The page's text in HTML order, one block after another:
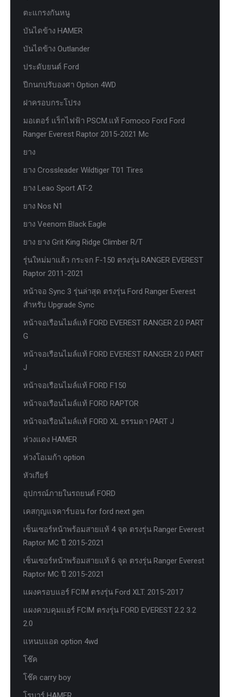
ตะแกรงกันหนู
บันไดข้าง HAMER
บันไดข้าง Outlander
ประดับยนต์ Ford
ปีกนกปรับองศา Option 4WD
ฝาครอบกระโปรง
มอเตอร์ แร็กไฟฟ้า PSCM.แท้ Fomoco Ford Ford
Ranger Everest Raptor 2015-2021 Mc
ยาง
ยาง Crossleader Wildtiger T01 Tires
ยาง Leao Sport AT-2
ยาง Nos N1
ยาง Veenom Black Eagle
ยาง ยาง Grit King Ridge Climber R/T
รุ่นใหม่มาแล้ว กระจก F-150 ตรงรุ่น RANGER EVEREST
Raptor 2011-2021
หน้าจอ Sync 3 รุ่นล่าสุด ตรงรุ่น Ford Ranger Everest
สำหรับ Upgrade Sync
หน้าจอเรือนไมล์แท้ FORD EVEREST RANGER 2.0 PART
G
หน้าจอเรือนไมล์แท้ FORD EVEREST RANGER 2.0 PART
J
หน้าจอเรือนไมล์แท้ FORD F150
หน้าจอเรือนไมล์แท้ FORD RAPTOR
หน้าจอเรือนไมล์แท้ FORD XL ธรรมดา PART J
ห่วงแดง HAMER
ห่วงโอเมก้า option
หัวเกียร์
อุปกรณ์ภายในรถยนต์ FORD
เคสกุญแจคาร์บอน for ford next gen
เซ็นเซอร์หน้าพร้อมสายแท้ 4 จุด ตรงรุ่น Ranger Everest
Raptor MC ปี 2015-2021
เซ็นเซอร์หน้าพร้อมสายแท้ 6 จุด ตรงรุ่น Ranger Everest
Raptor MC ปี 2015-2021
แผงครอบแอร์ FCIM ตรงรุ่น Ford XLT. 2015-2017
แผงควบคุมแอร์ FCIM ตรงรุ่น FORD EVEREST 2.2 3.2
2.0
แหนบแอด option 4wd
โช๊ค
โช๊ค carry boy